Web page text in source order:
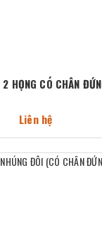
HỌNG CÓ CHÂN
Liên hệ